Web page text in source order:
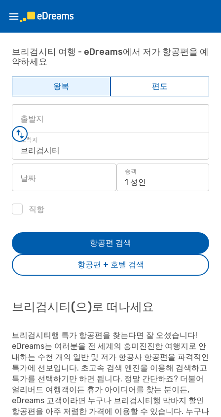
브리검시티 여행 - eDreams에서 저가 항공편을 예
약하세요
왕복 편도
출발지
도착지
브리검시티
날짜
승객
1 성인
직항
항공편 + 호텔 검색
항공편 검색
브리검시티(으)로 떠나세요
브리검시티행 특가 항공편을 찾는다면 잘 오셨습니다!
eDreams는 여러분을 전 세계의 흥미진진한 여행지로 안
내하는 수천 개의 일반 및 저가 항공사 항공편을 파격적인
특가에 선보입니다. 초고속 검색 엔진을 이용해 검색하고
특가를 선택하기만 하면 됩니다. 정말 간단하죠? 더불어
얼리버드 여행객이든 휴가 아이디어를 찾는 분이든,
eDreams 고객이라면 누구나 브리검시티행 막바지 할인
항공편을 아주 저렴한 가격에 이용할 수 있습니다. 누구나